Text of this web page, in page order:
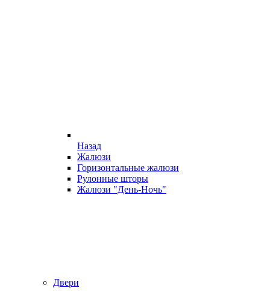
Назад
Жалюзи
Горизонтальные жалюзи
Рулонные шторы
Жалюзи "День-Ночь"
Двери